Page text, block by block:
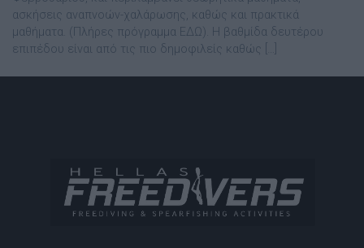
ασκήσεις αναπνοών-χαλάρωσης, καθώς και πρακτικά
μαθήματα. (Πλήρες πρόγραμμα ΕΔΩ). Η βαθμίδα δευτέρου
επιπέδου είναι από τις πιο δημοφιλείς καθώς […]